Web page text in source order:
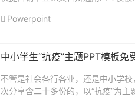
Powerpoint
中小学生“抗疫”主题PPT模板免
不管是社会各行各业，还是中小学
次分享含二十多份的，以“抗疫”为